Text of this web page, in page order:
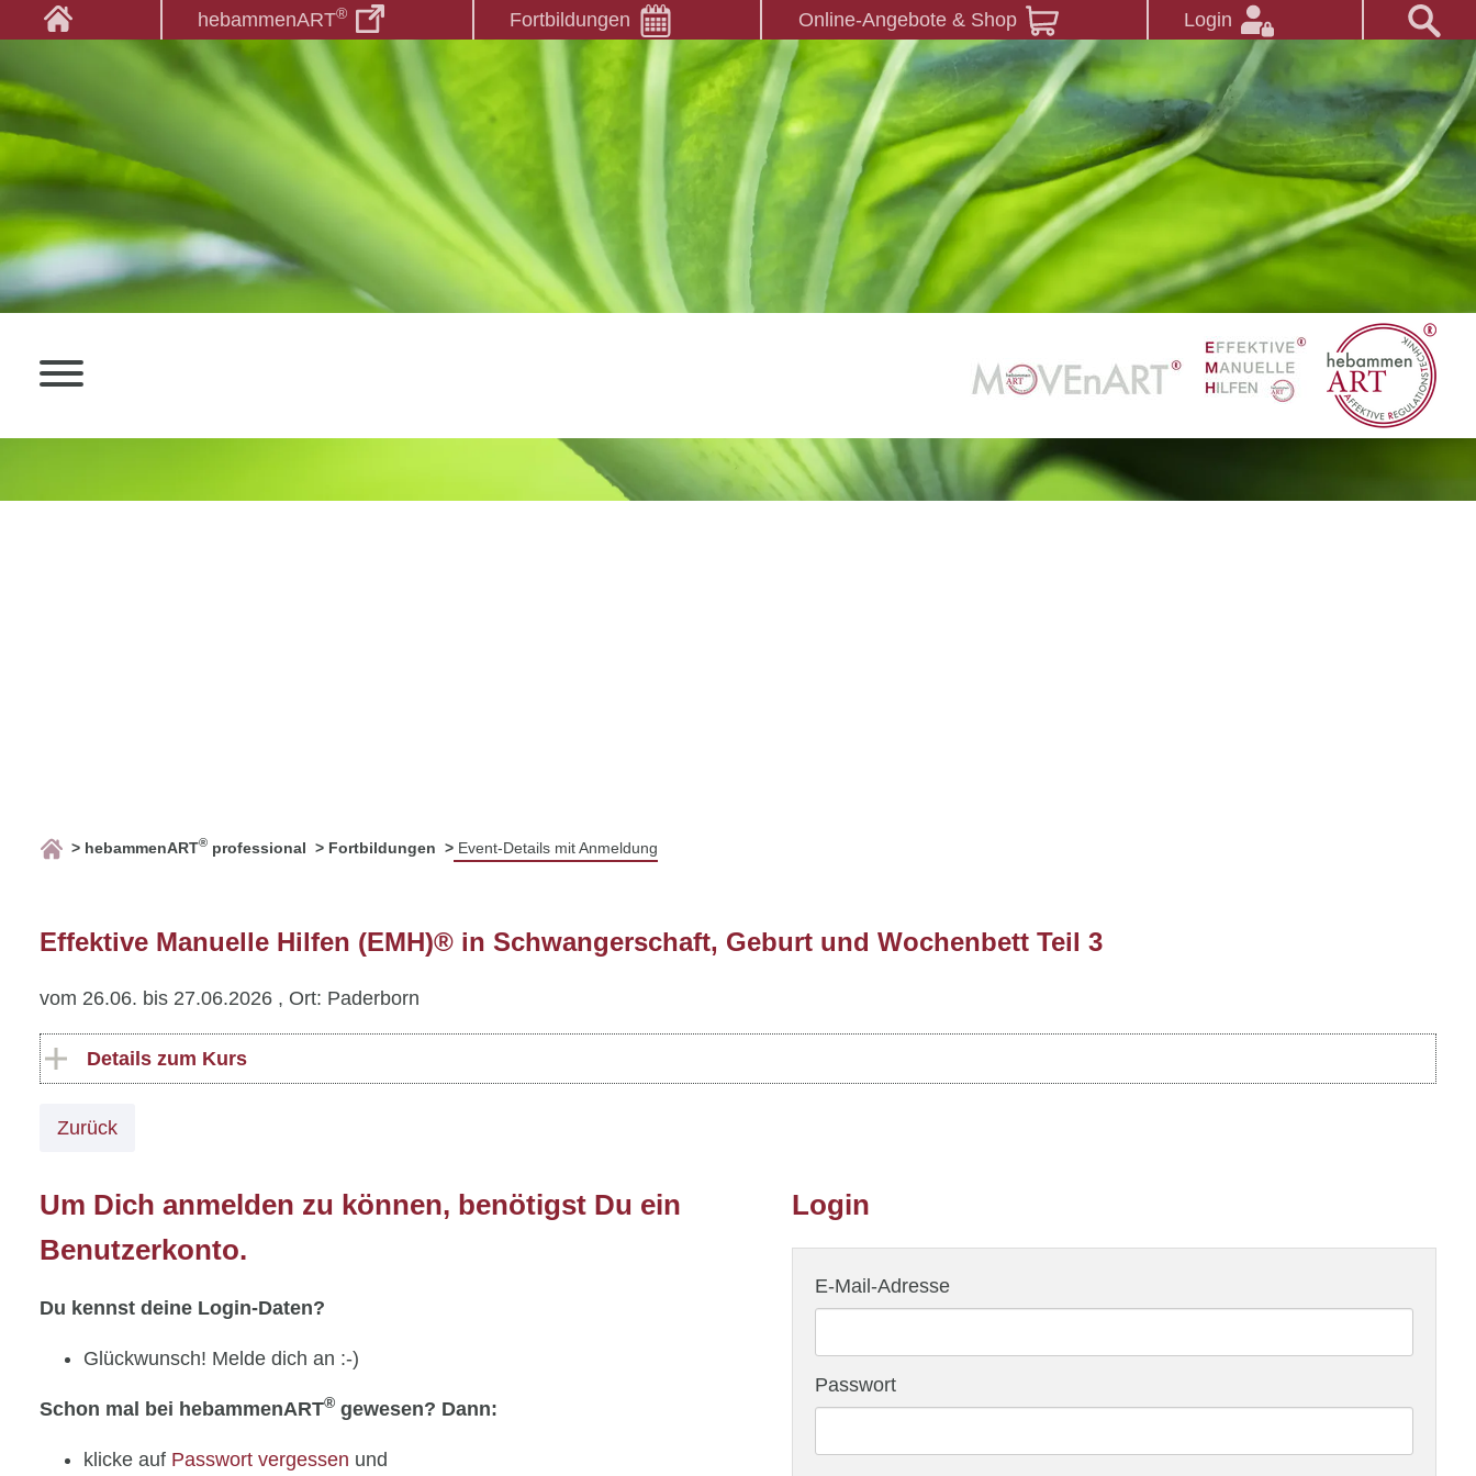
hebammenART® Fortbildungen Online-Angebote & Shop Login
hebammenART® professional Fortbildungen Event-Details mit Anmeldung
Effektive Manuelle Hilfen (EMH)® in Schwangerschaft, Geburt und Wochenbett Teil 3
vom 26.06. bis 27.06.2026 , Ort: Paderborn
Details zum Kurs
Zurück
Um Dich anmelden zu können, benötigst Du ein
Benutzerkonto.
Du kennst deine Login-Daten?
Glückwunsch! Melde dich an :-)
Schon mal bei hebammenART® gewesen? Dann:
klicke auf Passwort vergessen und
Login
E-Mail-Adresse
Passwort